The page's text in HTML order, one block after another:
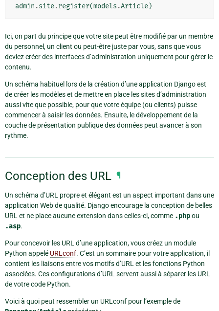
admin .site.register(models .Article)
Ici, on part du principe que votre site peut être modifié par un membre
du personnel, un client ou peut-être juste par vous, sans que vous
deviez créer des interfaces d’administration uniquement pour gérer le
contenu.
Un schéma habituel lors de la création d’une application Django est
de créer les modèles et de mettre en place les sites d’administration
aussi vite que possible, pour que votre équipe (ou clients) puisse
commencer à saisir les données. Ensuite, le développement de la
couche de présentation publique des données peut avancer à son
rythme.
Conception des URL ¶
Un schéma d’URL propre et élégant est un aspect important dans une
application Web de qualité. Django encourage la conception de belles
URL et ne place aucune extension dans celles-ci, comme .phpou
.asp.
Pour concevoir les URL d’une application, vous créez un module
Python appelé URLconf. C’est un sommaire pour votre application, il
contient les liaisons entre vos motifs d’URL et les fonctions Python
associées. Ces configurations d’URL servent aussi à séparer les URL
de votre code Python.
Voici à quoi peut ressembler un URLconf pour l’exemple de